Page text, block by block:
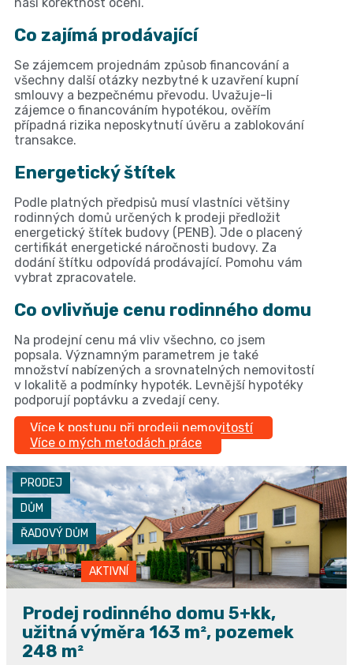
naši korektnost ocení.
Co zajímá prodávající
Se zájemcem projednám způsob financování a
všechny další otázky nezbytné k uzavření kupní
smlouvy a bezpečnému převodu. Uvažuje-li
zájemce o financováním hypotékou, ověřím
případná rizika neposkytnutí úvěru a zablokování
transakce.
Energetický štítek
Podle platných předpisů musí vlastníci většiny
rodinných domů určených k prodeji předložit
energetický štítek budovy (PENB). Jde o placený
certifikát energetické náročnosti budovy. Za
dodání štítku odpovídá prodávající. Pomohu vám
vybrat zpracovatele.
Co ovlivňuje cenu rodinného domu
Na prodejní cenu má vliv všechno, co jsem
popsala. Významným parametrem je také
množství nabízených a srovnatelných nemovitostí
v lokalitě a podmínky hypoték. Levnější hypotéky
podporují poptávku a zvedají ceny.
Více k postupu při prodeji nemovitostí
Více o mých metodách práce
PRODEJ
DŮM
ŘADOVÝ DŮM
AKTIVNÍ
Prodej rodinného domu 5+kk,
užitná výměra 163 m², pozemek
248 m²